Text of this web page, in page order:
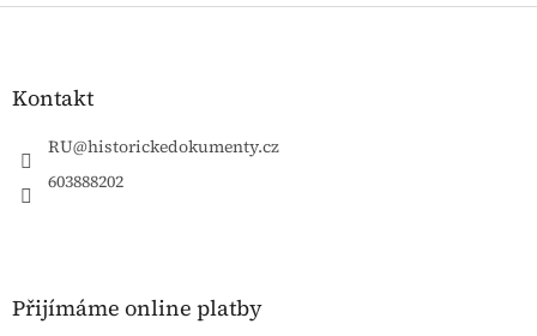
Z
Kontakt
RU@historickedokumenty.cz
603888202
Přijímáme online platby